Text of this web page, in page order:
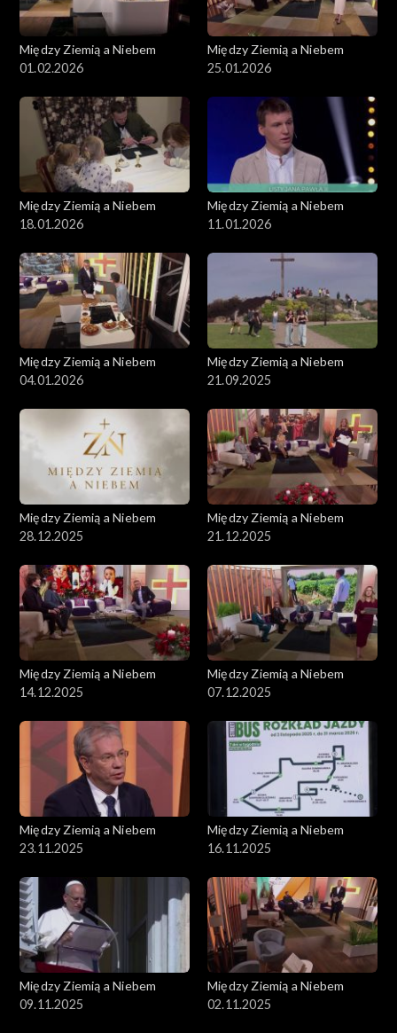
Między Ziemią a Niebem
01.02.2026
Między Ziemią a Niebem
25.01.2026
Między Ziemią a Niebem
18.01.2026
Między Ziemią a Niebem
11.01.2026
Między Ziemią a Niebem
04.01.2026
Między Ziemią a Niebem
21.09.2025
Między Ziemią a Niebem
28.12.2025
Między Ziemią a Niebem
21.12.2025
Między Ziemią a Niebem
14.12.2025
Między Ziemią a Niebem
07.12.2025
Między Ziemią a Niebem
23.11.2025
Między Ziemią a Niebem
16.11.2025
Między Ziemią a Niebem
09.11.2025
Między Ziemią a Niebem
02.11.2025